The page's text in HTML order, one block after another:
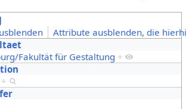
Attribute ausblenden, die
Fakultät für Gestaltung +
+